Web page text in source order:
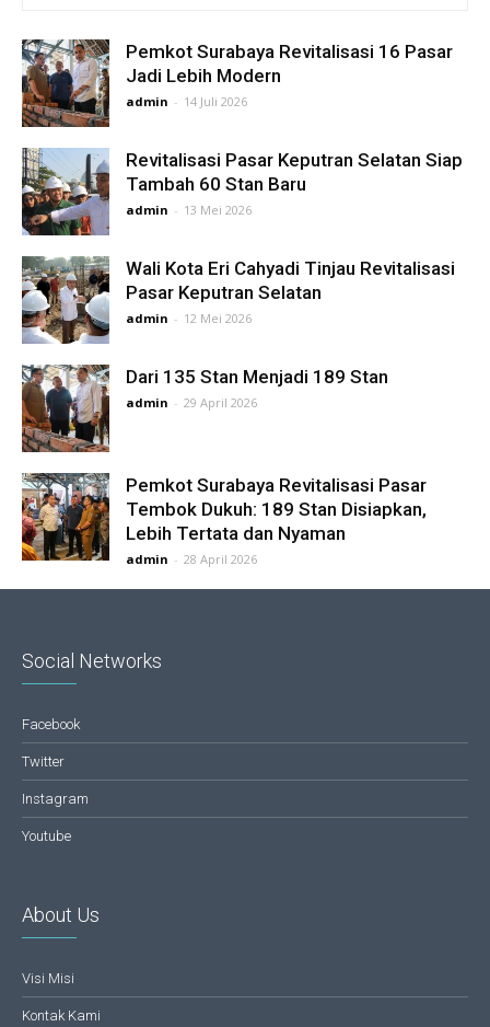
Pemkot Surabaya Revitalisasi 16 Pasar
Jadi Lebih Modern
admin - 14 Juli 2026
Revitalisasi Pasar Keputran Selatan Siap
Tambah 60 Stan Baru
admin - 13 Mei 2026
Wali Kota Eri Cahyadi Tinjau Revitalisasi
Pasar Keputran Selatan
admin - 12 Mei 2026
Dari 135 Stan Menjadi 189 Stan
admin - 29 April 2026
Pemkot Surabaya Revitalisasi Pasar
Tembok Dukuh: 189 Stan Disiapkan,
Lebih Tertata dan Nyaman
admin - 28 April 2026
Social Networks
Facebook
Twitter
Instagram
Youtube
About Us
Visi Misi
Kontak Kami